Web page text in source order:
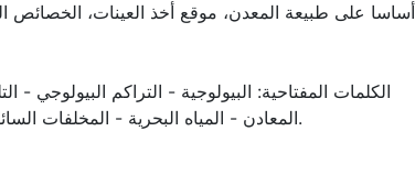
أساسا على طبيعة المعدن، موقع أخذ العينات، الخصائص
الكلمات المفتاحية: البیولوجیة - التراکم البیولوجي -
المعادن - المیاه البحریة - المخلفات